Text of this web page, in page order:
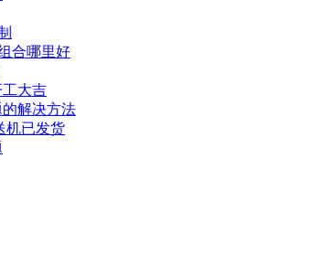
合哪里好
大吉
解决方法
机已发货